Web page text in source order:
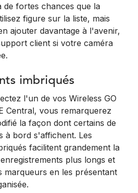
de fortes chances que la
figure sur la liste, mais
ajouter davantage à l'avenir,
client si votre caméra
imbriqués
l'un de vos Wireless GO
Central, vous remarquerez
la façon dont certains de
à bord s'affichent. Les
facilitent grandement la
plus longs et
marqueurs en les présentant